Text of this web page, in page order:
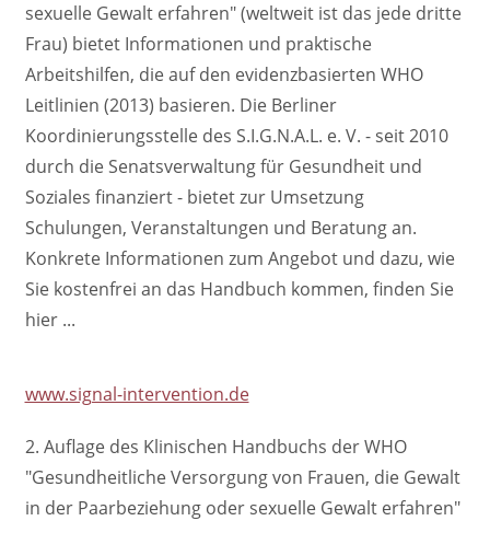
sexuelle Gewalt erfahren" (weltweit ist das jede dritte
Frau) bietet Informationen und praktische
Arbeitshilfen, die auf den evidenzbasierten WHO
Leitlinien (2013) basieren. Die Berliner
Koordinierungsstelle des S.I.G.N.A.L. e. V. - seit 2010
durch die Senatsverwaltung für Gesundheit und
Soziales finanziert - bietet zur Umsetzung
Schulungen, Veranstaltungen und Beratung an.
Konkrete Informationen zum Angebot und dazu, wie
Sie kostenfrei an das Handbuch kommen, finden Sie
hier ...
www.signal-intervention.de
2. Auflage des Klinischen Handbuchs der WHO
"Gesundheitliche Versorgung von Frauen, die Gewalt
in der Paarbeziehung oder sexuelle Gewalt erfahren"